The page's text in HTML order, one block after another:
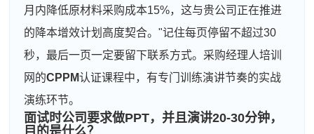
月内降低原材料采购成本15%，这与贵公司正在推进
的降本增效计划高度契合。"记住每页停留不超过30
秒，最后一页一定要留下联系方式。采购经理人培训
网的CPPM认证课程中，有专门训练演讲节奏的实战
演练环节。
面试时公司要求做PPT，并且演讲20-30分钟，
目的是什么？